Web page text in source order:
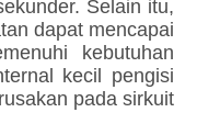
Selain itu,
dapat mencapai
kebutuhan
kecil pengisi
pada sirkuit